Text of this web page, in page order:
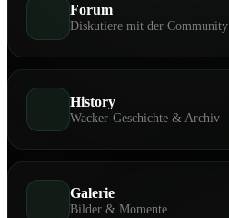
Forum
Diskutiere mit der Community
History
Wacker-Geschichte & Archiv
Galerie
Bilder & Momente